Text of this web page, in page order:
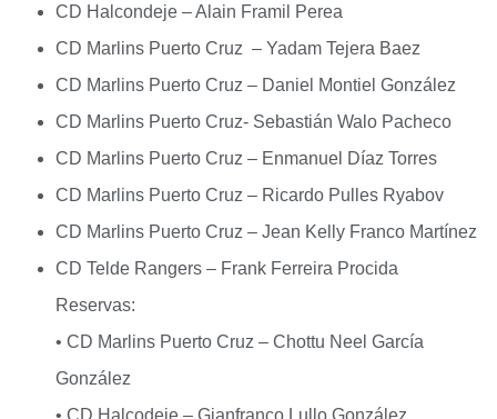
CD Halcondeje – Alain Framil Perea
CD Marlins Puerto Cruz – Yadam Tejera Baez
CD Marlins Puerto Cruz – Daniel Montiel González
CD Marlins Puerto Cruz- Sebastián Walo Pacheco
CD Marlins Puerto Cruz – Enmanuel Díaz Torres
CD Marlins Puerto Cruz – Ricardo Pulles Ryabov
CD Marlins Puerto Cruz – Jean Kelly Franco Martínez
CD Telde Rangers – Frank Ferreira Procida
Reservas:
• CD Marlins Puerto Cruz – Chottu Neel García
González
• CD Halcodeje – Gianfranco Lullo González